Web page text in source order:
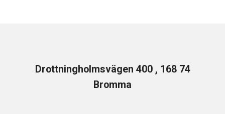
Drottningholmsvägen 400 , 168 74
Bromma